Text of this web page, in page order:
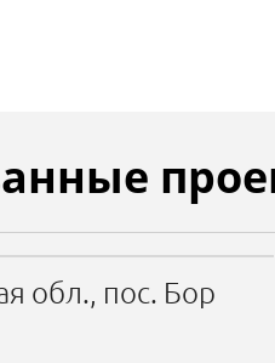
обл., пос. Бор